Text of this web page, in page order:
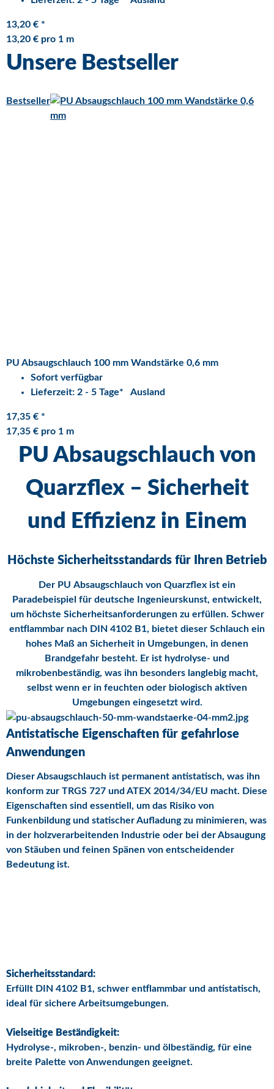
13,20 € *
13,20 € pro 1 m
Unsere Bestseller
Bestseller
PU Absaugschlauch 100 mm Wandstärke 0,6 mm
Sofort verfügbar
Lieferzeit: 2 - 5 Tage* Ausland
17,35 € *
17,35 € pro 1 m
PU Absaugschlauch von
Quarzflex – Sicherheit
und Effizienz in Einem
Höchste Sicherheitsstandards für Ihren Betrieb
Der PU Absaugschlauch von Quarzflex ist ein
Paradebeispiel für deutsche Ingenieurskunst, entwickelt,
um höchste Sicherheitsanforderungen zu erfüllen. Schwer
entflammbar nach DIN 4102 B1, bietet dieser Schlauch ein
hohes Maß an Sicherheit in Umgebungen, in denen
Brandgefahr besteht. Er ist hydrolyse- und
mikrobenbeständig, was ihn besonders langlebig macht,
selbst wenn er in feuchten oder biologisch aktiven
Umgebungen eingesetzt wird.
Antistatische Eigenschaften für gefahrlose
Anwendungen
Dieser Absaugschlauch ist permanent antistatisch, was ihn
konform zur TRGS 727 und ATEX 2014/34/EU macht. Diese
Eigenschaften sind essentiell, um das Risiko von
Funkenbildung und statischer Aufladung zu minimieren, was
in der holzverarbeitenden Industrie oder bei der Absaugung
von Stäuben und feinen Spänen von entscheidender
Bedeutung ist.
Sicherheitsstandard:
Erfüllt DIN 4102 B1, schwer entflammbar und antistatisch,
ideal für sichere Arbeitsumgebungen.
Vielseitige Beständigkeit:
Hydrolyse-, mikroben-, benzin- und ölbeständig, für eine
breite Palette von Anwendungen geeignet.